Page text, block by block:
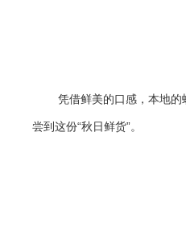
凭借鲜美的口感，本地
尝到这份“秋日鲜货”。